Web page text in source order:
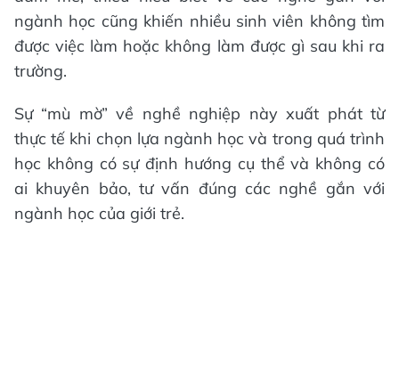
ngành học cũng khiến nhiều sinh viên không tìm
được việc làm hoặc không làm được gì sau khi ra
trường.
Sự “mù mờ” về nghề nghiệp này xuất phát từ
thực tế khi chọn lựa ngành học và trong quá trình
học không có sự định hướng cụ thể và không có
ai khuyên bảo, tư vấn đúng các nghề gắn với
ngành học của giới trẻ.